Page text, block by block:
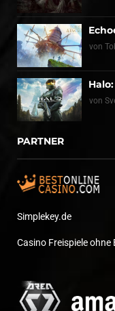
von
von
PARTNER
Simplekey.de
Casino Freispiele ohne